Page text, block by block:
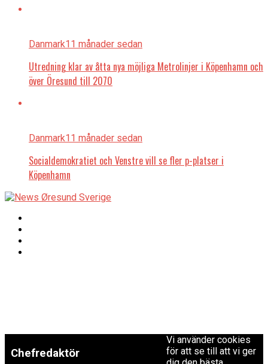
Danmark11 månader sedan
Utredning klar av åtta nya möjliga Metrolinjer i Köpenhamn och
över Öresund till 2070
Danmark11 månader sedan
Socialdemokratiet och Venstre vill se fler p-platser i
Köpenhamn
Chefredaktör
Vi använder cookies
för att se till att vi ger